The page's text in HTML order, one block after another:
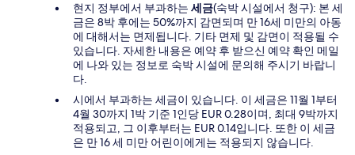
현지 정부에서 부과하는 세금(숙박 시설에서 청구): 본 세
금은 8박 후에는 50%까지 감면되며 만 16세 미만의 아동
에 대해서는 면제됩니다. 기타 면제 및 감면이 적용될 수
있습니다. 자세한 내용은 예약 후 받으신 예약 확인 메일
에 나와 있는 정보로 숙박 시설에 문의해 주시기 바랍니
다.
시에서 부과하는 세금이 있습니다. 이 세금은 11월 1부터
4월 30까지 1박 기준 1인당 EUR 0.28이며, 최대 9박까지
적용되고, 그 이후부터는 EUR 0.14입니다. 또한 이 세금
은 만 16 세 미만 어린이에게는 적용되지 않습니다.